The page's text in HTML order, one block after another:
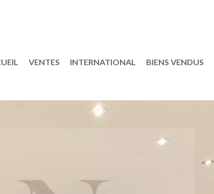
VENTES INTERNATIONAL BIENS VENDUS